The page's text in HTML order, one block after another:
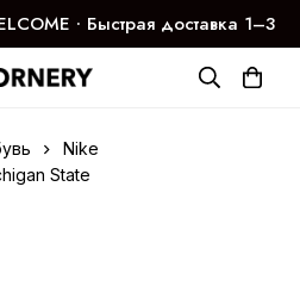
∙ Быстрая доставка 1–3
дня
Nike
State